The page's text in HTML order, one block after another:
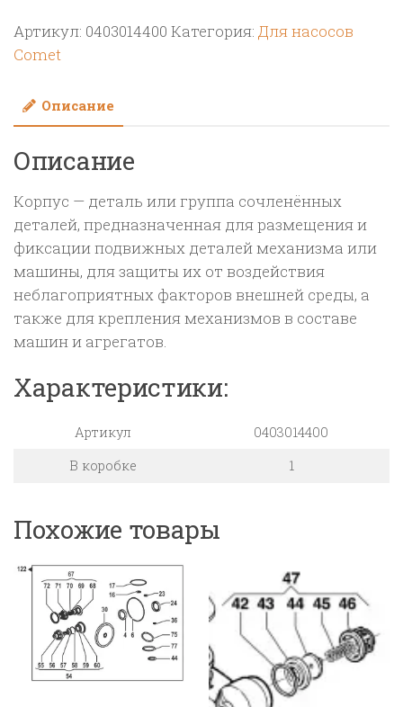
насоса
BP
Артикул: 0403014400 Категория: Для насосов
Comet
Описание
Описание
Корпус — деталь или группа сочленённых
деталей, предназначенная для размещения и
фиксации подвижных деталей механизма или
машины, для защиты их от воздействия
неблагоприятных факторов внешней среды, а
также для крепления механизмов в составе
машин и агрегатов.
Характеристики:
Артикул
0403014400
В коробке
1
Похожие товары